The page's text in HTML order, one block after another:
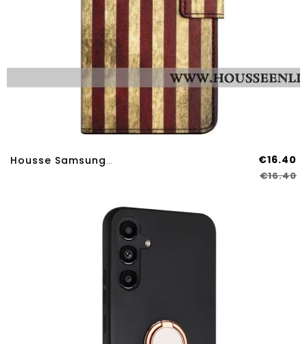
Housse Samsung Galaxy A17 4G / 5G / A26 5G Drapeau Américain Vintage €16.40
€16.40